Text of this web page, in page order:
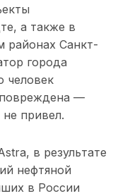
а также в
районах Санкт-
города
человек
повреждена —
привел.
в результате
нефтяной
в России